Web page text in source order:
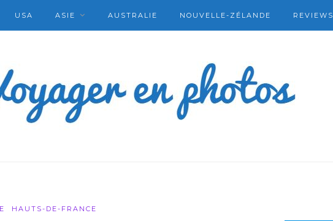
USA ASIE AUSTRALIE NOUVELLE-ZÉLANDE REVIEWS
HAUTS-DE-FRANCE